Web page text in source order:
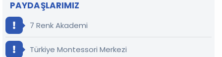
PAYDAŞLARIMIZ
7 Renk Akademi
Türkiye Montessori Merkezi